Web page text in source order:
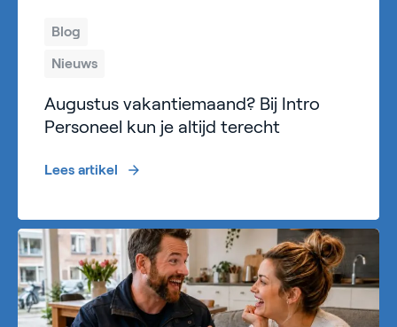
Blog
Nieuws
Augustus vakantiemaand? Bij Intro
Personeel kun je altijd terecht
Lees artikel